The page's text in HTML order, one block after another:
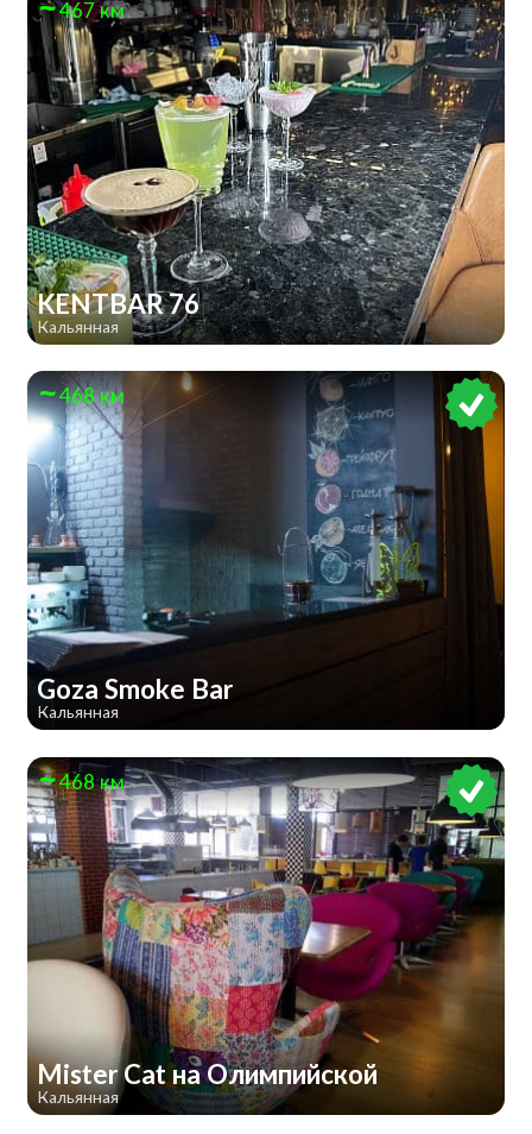
467 км
KENTBAR 76
Кальянная
468 км
Goza Smoke Bar
Кальянная
468 км
Mister Cat на Олимпийской
Кальянная